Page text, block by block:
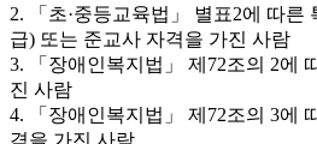
2. 「초·중등교육법」 별표2에 따른
급) 또는 준교사 자격을 가진 사람
3. 「장애인복지법」 제72조의 2에
진 사람
4. 「장애인복지법」 제72조의 3에
격을 가진 사람